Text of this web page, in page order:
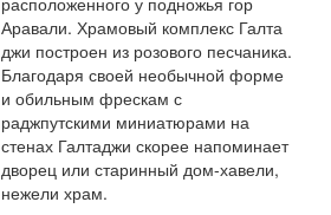
Аравали. Храмовый комплекс Галта
джи построен из розового песчаника.
Благодаря своей необычной форме
и обильным фрескам с
раджпутскими миниатюрами на
стенах Галтаджи скорее напоминает
дворец или старинный дом-хавели,
нежели храм.